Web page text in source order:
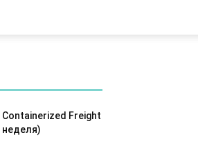
Containerized Freight
неделя)